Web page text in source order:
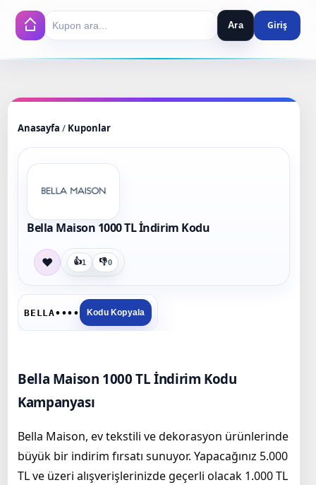
Search Ara
Anasayfa / Kuponlar
Bella Maison 1000 TL İndirim Kodu
❤ 👍1 👎0
BELLA•••• Kodu Kopyala
Bella Maison 1000 TL İndirim Kodu
Kampanyası
Bella Maison, ev tekstili ve dekorasyon ürünlerinde
büyük bir indirim fırsatı sunuyor. Yapacağınız 5.000
TL ve üzeri alışverişlerinizde geçerli olacak 1.000 TL